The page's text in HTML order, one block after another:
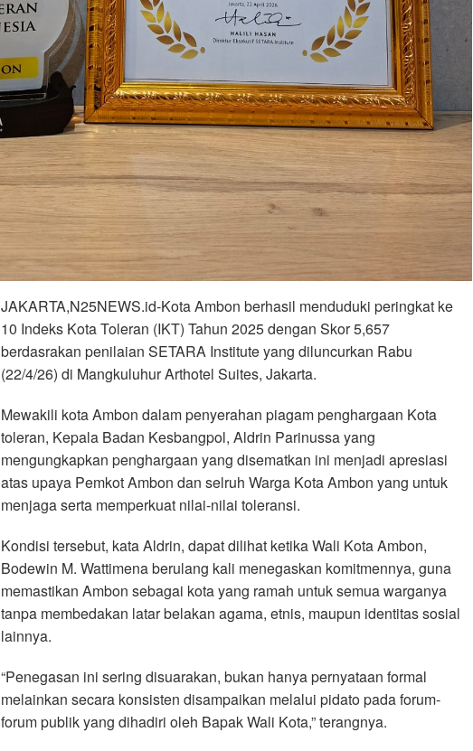
JAKARTA,N25NEWS.id-Kota Ambon berhasil menduduki peringkat ke
10 Indeks Kota Toleran (IKT) Tahun 2025 dengan Skor 5,657
berdasrakan penilaian SETARA Institute yang diluncurkan Rabu
(22/4/26) di Mangkuluhur Arthotel Suites, Jakarta.
Mewakili kota Ambon dalam penyerahan piagam penghargaan Kota
toleran, Kepala Badan Kesbangpol, Aldrin Parinussa yang
mengungkapkan penghargaan yang disematkan ini menjadi apresiasi
atas upaya Pemkot Ambon dan selruh Warga Kota Ambon yang untuk
menjaga serta memperkuat nilai-nilai toleransi.
Kondisi tersebut, kata Aldrin, dapat dilihat ketika Wali Kota Ambon,
Bodewin M. Wattimena berulang kali menegaskan komitmennya, guna
memastikan Ambon sebagai kota yang ramah untuk semua warganya
tanpa membedakan latar belakan agama, etnis, maupun identitas sosial
lainnya.
“Penegasan ini sering disuarakan, bukan hanya pernyataan formal
melainkan secara konsisten disampaikan melalui pidato pada forum-
forum publik yang dihadiri oleh Bapak Wali Kota,” terangnya.